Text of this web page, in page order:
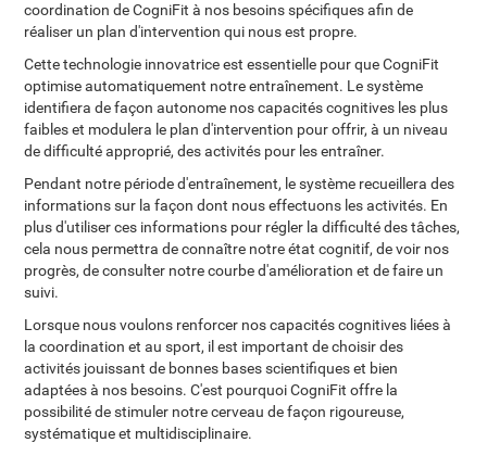
coordination de CogniFit à nos besoins spécifiques afin de
réaliser un plan d'intervention qui nous est propre.
Cette technologie innovatrice est essentielle pour que CogniFit
optimise automatiquement notre entraînement. Le système
identifiera de façon autonome nos capacités cognitives les plus
faibles et modulera le plan d'intervention pour offrir, à un niveau
de difficulté approprié, des activités pour les entraîner.
Pendant notre période d'entraînement, le système recueillera des
informations sur la façon dont nous effectuons les activités. En
plus d'utiliser ces informations pour régler la difficulté des tâches,
cela nous permettra de connaître notre état cognitif, de voir nos
progrès, de consulter notre courbe d'amélioration et de faire un
suivi.
Lorsque nous voulons renforcer nos capacités cognitives liées à
la coordination et au sport, il est important de choisir des
activités jouissant de bonnes bases scientifiques et bien
adaptées à nos besoins. C'est pourquoi CogniFit offre la
possibilité de stimuler notre cerveau de façon rigoureuse,
systématique et multidisciplinaire.